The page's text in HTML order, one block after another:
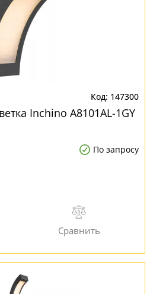
147300
Inchino A8101AL-1GY
По запросу